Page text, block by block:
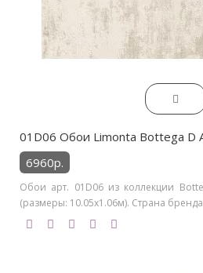
01D06 Обои Limonta Bottega D
6960р.
Обои арт. 01D06 из коллекции
(размеры: 10.05х1.06м). Страна